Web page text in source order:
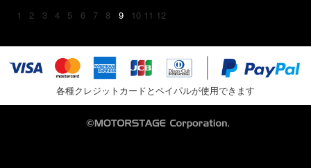
1 2 3 4 5 6 7 8 9 10 11 12
各種クレジットカードとペイパルが使用できます